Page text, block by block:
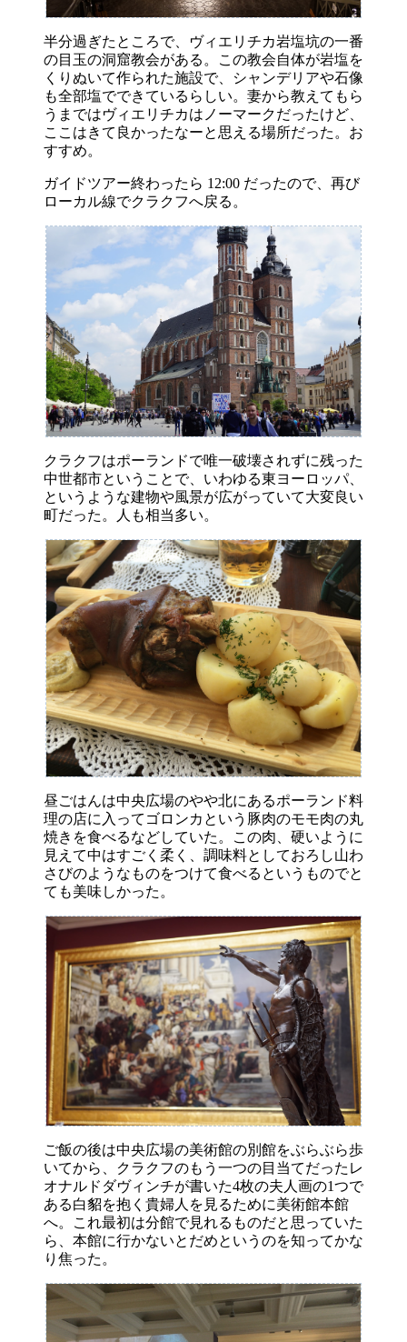
半分過ぎたところで、ヴィエリチカ岩塩坑の一番
の目玉の洞窟教会がある。この教会自体が岩塩を
くりぬいて作られた施設で、シャンデリアや石像
も全部塩でできているらしい。妻から教えてもら
うまではヴィエリチカはノーマークだったけど、
ここはきて良かったなーと思える場所だった。お
すすめ。
ガイドツアー終わったら 12:00 だったので、再び
ローカル線でクラクフへ戻る。
クラクフはポーランドで唯一破壊されずに残った
中世都市ということで、いわゆる東ヨーロッパ、
というような建物や風景が広がっていて大変良い
町だった。人も相当多い。
昼ごはんは中央広場のやや北にあるポーランド料
理の店に入ってゴロンカという豚肉のモモ肉の丸
焼きを食べるなどしていた。この肉、硬いように
見えて中はすごく柔く、調味料としておろし山わ
さびのようなものをつけて食べるというものでと
ても美味しかった。
ご飯の後は中央広場の美術館の別館をぶらぶら歩
いてから、クラクフのもう一つの目当てだったレ
オナルドダヴィンチが書いた4枚の夫人画の1つで
ある白貂を抱く貴婦人を見るために美術館本館
へ。これ最初は分館で見れるものだと思っていた
ら、本館に行かないとだめというのを知ってかな
り焦った。